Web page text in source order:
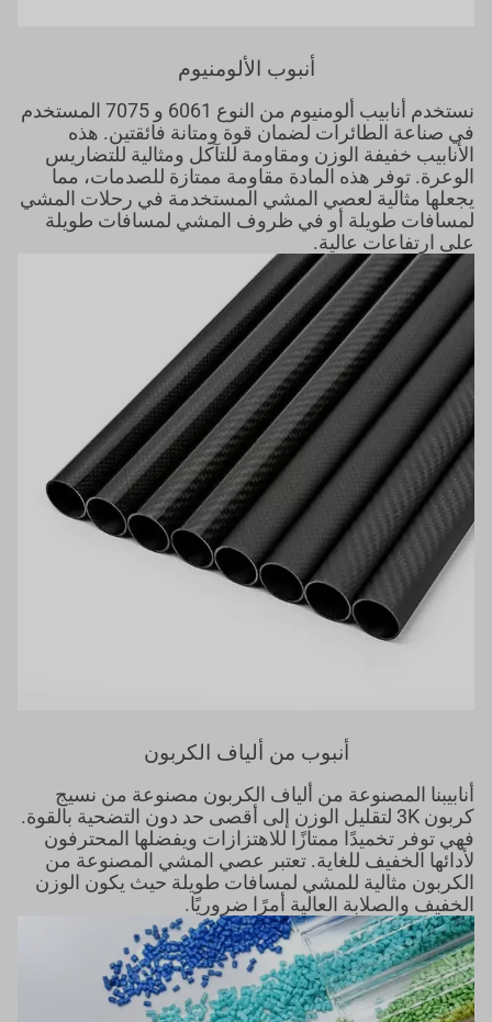
أنبوب الألومنيوم
نستخدم أنابيب ألومنيوم من النوع 6061 و 7075 المستخدم
في صناعة الطائرات لضمان قوة ومتانة فائقتين. هذه
الأنابيب خفيفة الوزن ومقاومة للتآكل ومثالية للتضاريس
الوعرة. توفر هذه المادة مقاومة ممتازة للصدمات، مما
يجعلها مثالية لعصي المشي المستخدمة في رحلات المشي
لمسافات طويلة أو في ظروف المشي لمسافات طويلة
على ارتفاعات عالية.
أنبوب من ألياف الكربون
أنابيبنا المصنوعة من ألياف الكربون مصنوعة من نسيج
كربون 3K لتقليل الوزن إلى أقصى حد دون التضحية بالقوة.
فهي توفر تخميدًا ممتازًا للاهتزازات ويفضلها المحترفون
لأدائها الخفيف للغاية. تعتبر عصي المشي المصنوعة من
الكربون مثالية للمشي لمسافات طويلة حيث يكون الوزن
الخفيف والصلابة العالية أمرًا ضروريًا.